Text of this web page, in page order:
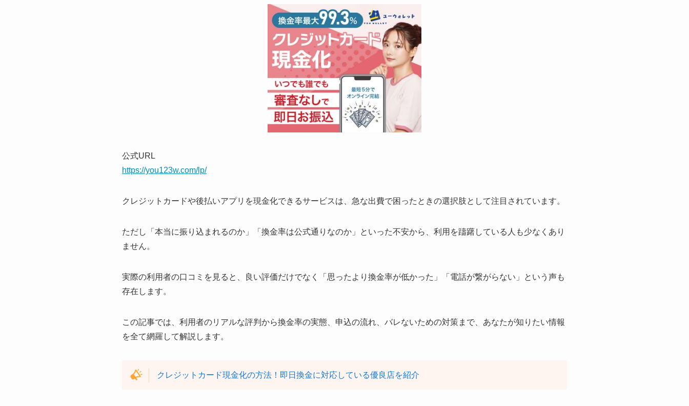
公式URL
https://you123w.com/lp/
クレジットカードや後払いアプリを現金化できるサービスは、急な出費で困ったときの選択肢として注目されています。
ただし「本当に振り込まれるのか」「換金率は公式通りなのか」といった不安から、利用を躊躇している人も少なくあり
ません。
実際の利用者の口コミを見ると、良い評価だけでなく「思ったより換金率が低かった」「電話が繋がらない」という声も
存在します。
この記事では、利用者のリアルな評判から換金率の実態、申込の流れ、バレないための対策まで、あなたが知りたい情報
を全て網羅して解説します。
クレジットカード現金化の方法！即日換金に対応している優良店を紹介